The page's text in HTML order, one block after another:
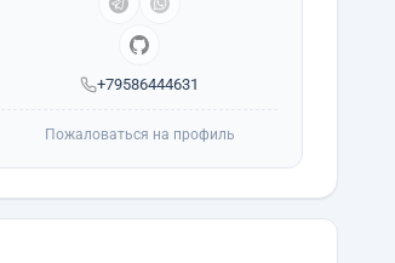
+79586444631
Пожаловаться на профиль